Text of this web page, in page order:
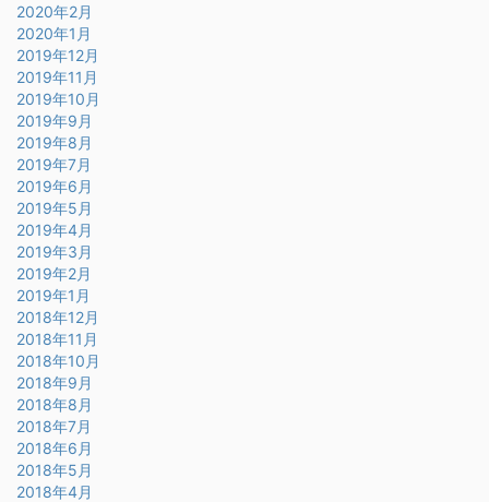
2020年2月
2020年1月
2019年12月
2019年11月
2019年10月
2019年9月
2019年8月
2019年7月
2019年6月
2019年5月
2019年4月
2019年3月
2019年2月
2019年1月
2018年12月
2018年11月
2018年10月
2018年9月
2018年8月
2018年7月
2018年6月
2018年5月
2018年4月